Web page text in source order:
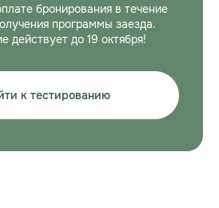
бронирования в течение
программы заезда.
действует до 19 октября!
к тестированию